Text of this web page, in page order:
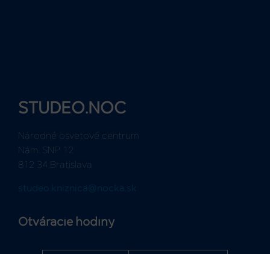
STUDEO.NOC
Národné osvetové centrum
Nám. SNP 12
812 34 Bratislava
studeo.kniznica@nocka.sk
Otváracie hodiny